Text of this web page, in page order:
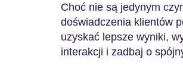
Choć nie są jedynym
doświadczenia klientów
uzyskać lepsze wyniki,
interakcji i zadbaj o